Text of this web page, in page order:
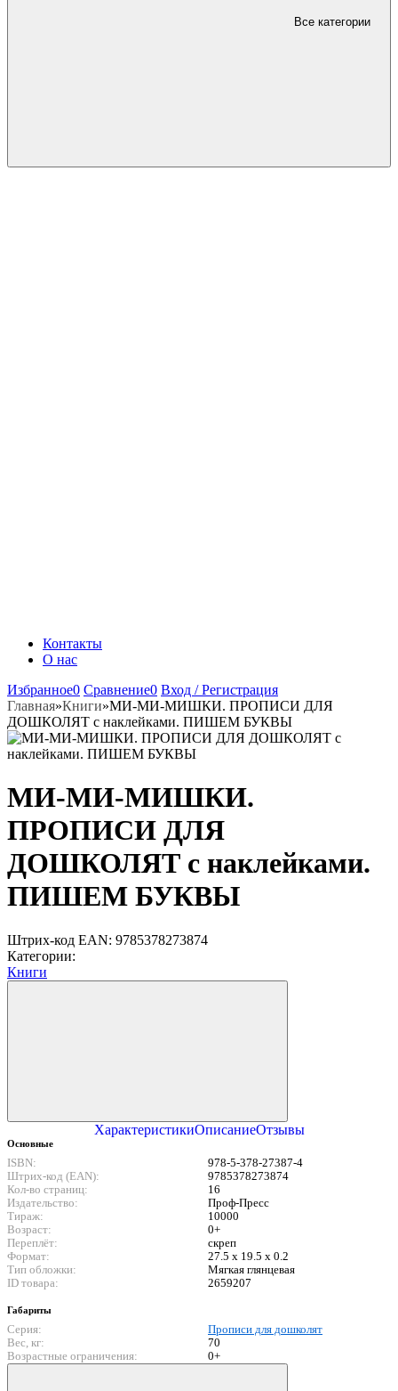
Все категории
Контакты
О нас
Избранное0 Сравнение0 Вход / Регистрация
Главная»Книги»МИ-МИ-МИШКИ. ПРОПИСИ ДЛЯ
ДОШКОЛЯТ с наклейками. ПИШЕМ БУКВЫ
МИ-МИ-МИШКИ.
ПРОПИСИ ДЛЯ
ДОШКОЛЯТ с наклейками.
ПИШЕМ БУКВЫ
Штрих-код EAN: 9785378273874
Категории:
Книги
ХарактеристикиОписаниеОтзывы
Основные
ISBN:
978-5-378-27387-4
Штрих-код (EAN):
9785378273874
Кол-во страниц:
16
Издательство:
Проф-Пресс
Тираж:
10000
Возраст:
0+
Переплёт:
скреп
Формат:
27.5 x 19.5 x 0.2
Тип обложки:
Мягкая глянцевая
ID товара:
2659207
Габариты
Серия:
Прописи для дошколят
Вес, кг:
70
Возрастные ограничения:
0+